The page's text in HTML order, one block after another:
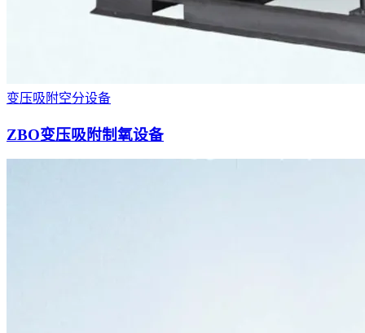
变压吸附空分设备
ZBO变压吸附制氧设备